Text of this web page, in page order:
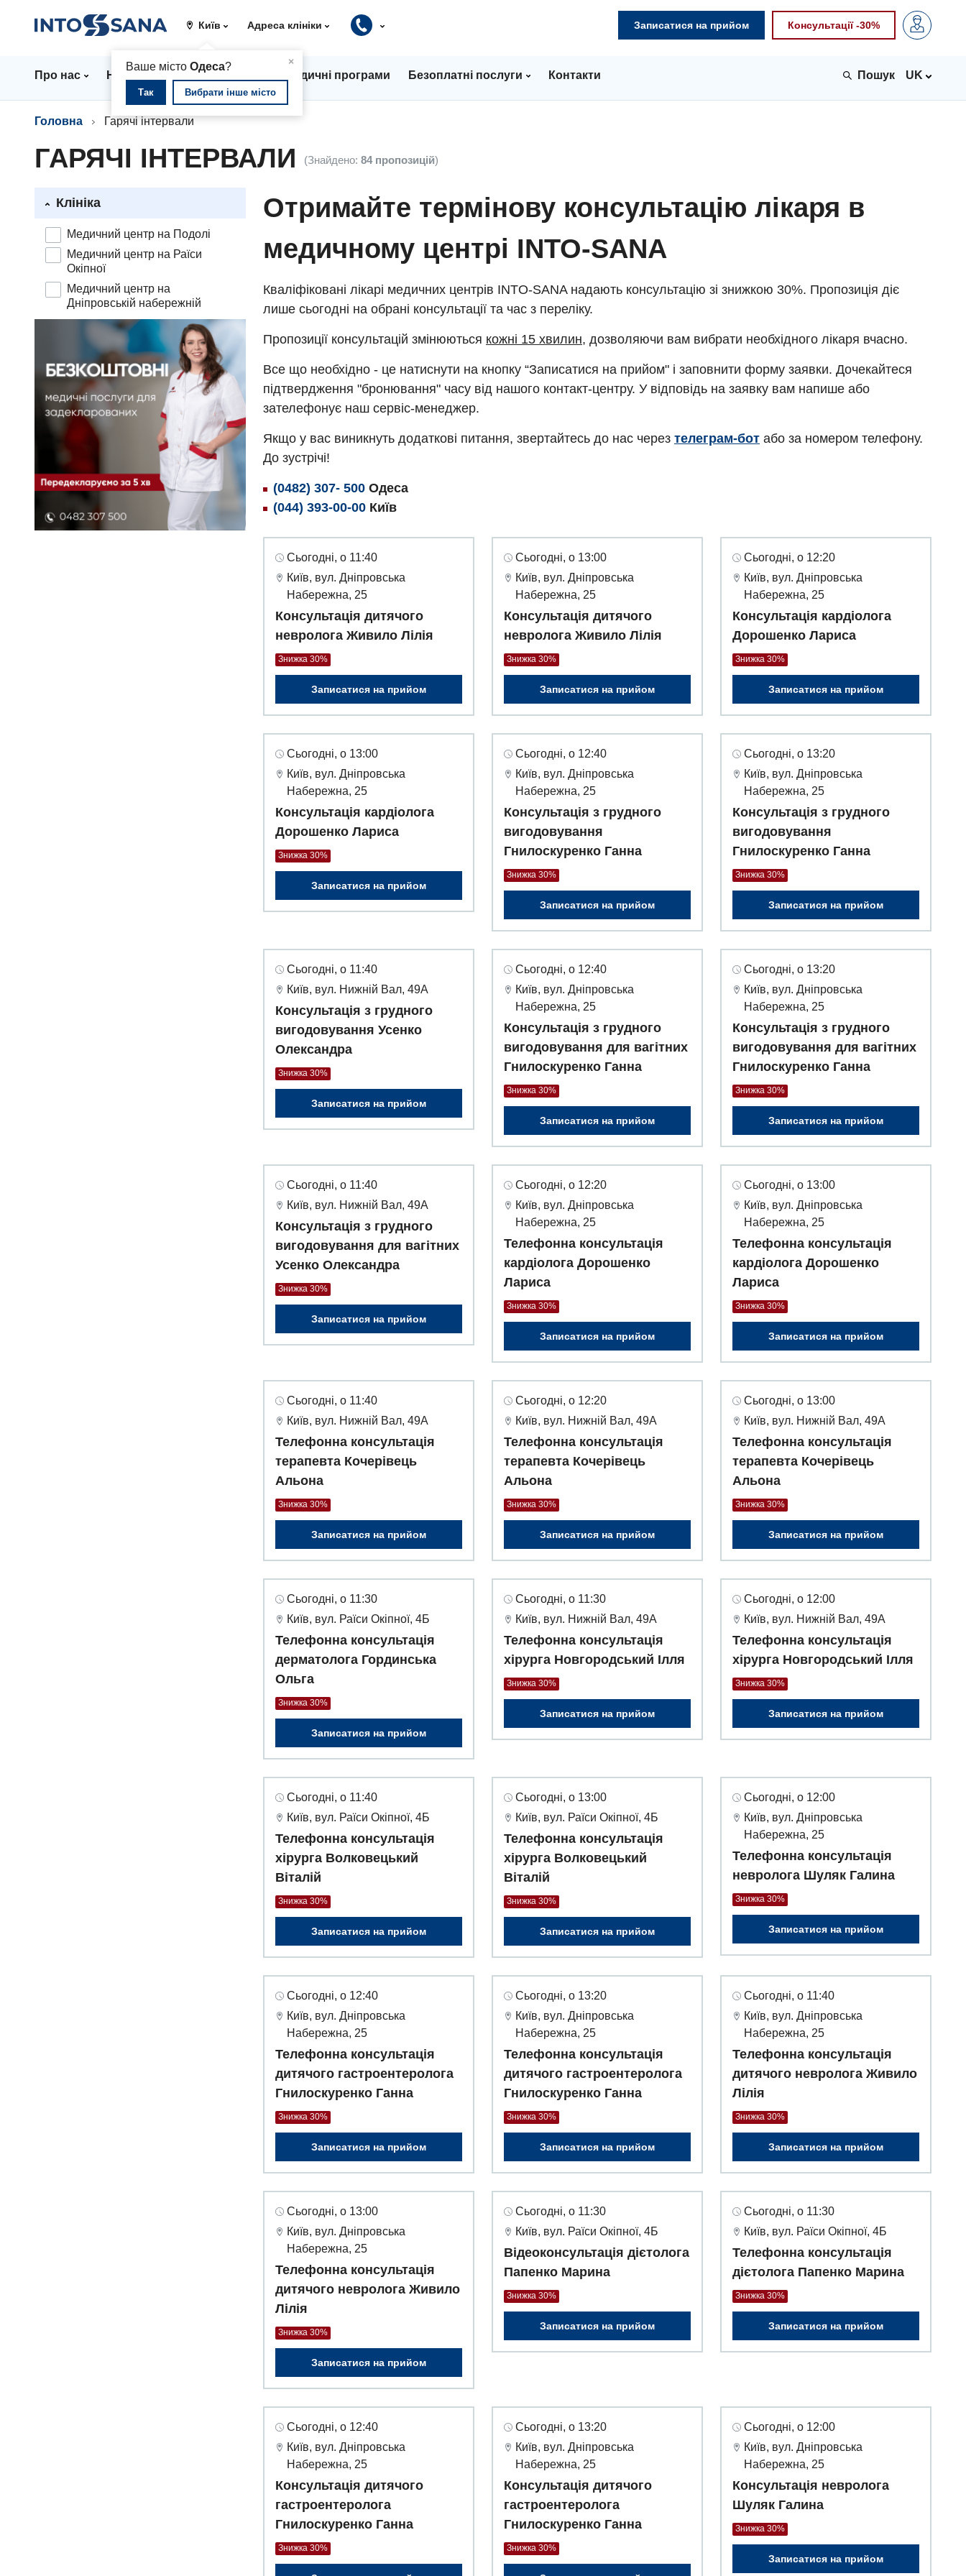
Київ
×
Ваше місто Одеса?
Так Вибрати інше місто
Адреса клініки Записатися на прийом Консультації -30%
Про нас Напрямки Ціни Медичні програми Безоплатні послуги Контакти UK
Головна Гарячі інтервали
ГАРЯЧІ ІНТЕРВАЛИ (Знайдено: 84 пропозицій)
Клініка
Медичний центр на Подолі
Медичний центр на Раїси
Окіпної
Медичний центр на
Дніпровській набережній
Отримайте термінову консультацію лікаря в
медичному центрі INTO-SANA
Кваліфіковані лікарі медичних центрів INTO-SANA надають консультацію зі знижкою 30%. Пропозиція діє
лише сьогодні на обрані консультації та час з переліку.
Пропозиції консультацій змінюються кожні 15 хвилин, дозволяючи вам вибрати необхідного лікаря вчасно.
Все що необхідно - це натиснути на кнопку “Записатися на прийом" і заповнити форму заявки. Дочекайтеся
підтвердження "бронювання" часу від нашого контакт-центру. У відповідь на заявку вам напише або
зателефонує наш сервіс-менеджер.
Якщо у вас виникнуть додаткові питання, звертайтесь до нас через телеграм-бот або за номером телефону.
До зустрічі!
(0482) 307- 500 Одеса
(044) 393-00-00 Київ
Сьогодні, о 11:40
Київ, вул. Дніпровська
Набережна, 25
Консультація дитячого
невролога Живило Лілія
Знижка 30%
Записатися на прийом
Сьогодні, о 13:00
Київ, вул. Дніпровська
Набережна, 25
Консультація дитячого
невролога Живило Лілія
Знижка 30%
Записатися на прийом
Сьогодні, о 12:20
Київ, вул. Дніпровська
Набережна, 25
Консультація кардіолога
Дорошенко Лариса
Знижка 30%
Записатися на прийом
Сьогодні, о 13:00
Київ, вул. Дніпровська
Набережна, 25
Консультація кардіолога
Дорошенко Лариса
Знижка 30%
Записатися на прийом
Сьогодні, о 12:40
Київ, вул. Дніпровська
Набережна, 25
Консультація з грудного
вигодовування
Гнилоскуренко Ганна
Знижка 30%
Записатися на прийом
Сьогодні, о 13:20
Київ, вул. Дніпровська
Набережна, 25
Консультація з грудного
вигодовування
Гнилоскуренко Ганна
Знижка 30%
Записатися на прийом
Сьогодні, о 11:40
Київ, вул. Нижній Вал, 49А
Консультація з грудного
вигодовування Усенко
Олександра
Знижка 30%
Записатися на прийом
Сьогодні, о 12:40
Київ, вул. Дніпровська
Набережна, 25
Консультація з грудного
вигодовування для вагітних
Гнилоскуренко Ганна
Знижка 30%
Записатися на прийом
Сьогодні, о 13:20
Київ, вул. Дніпровська
Набережна, 25
Консультація з грудного
вигодовування для вагітних
Гнилоскуренко Ганна
Знижка 30%
Записатися на прийом
Сьогодні, о 11:40
Київ, вул. Нижній Вал, 49А
Консультація з грудного
вигодовування для вагітних
Усенко Олександра
Знижка 30%
Записатися на прийом
Сьогодні, о 12:20
Київ, вул. Дніпровська
Набережна, 25
Телефонна консультація
кардіолога Дорошенко
Лариса
Знижка 30%
Записатися на прийом
Сьогодні, о 13:00
Київ, вул. Дніпровська
Набережна, 25
Телефонна консультація
кардіолога Дорошенко
Лариса
Знижка 30%
Записатися на прийом
Сьогодні, о 11:40
Київ, вул. Нижній Вал, 49А
Телефонна консультація
терапевта Кочерівець
Альона
Знижка 30%
Записатися на прийом
Сьогодні, о 12:20
Київ, вул. Нижній Вал, 49А
Телефонна консультація
терапевта Кочерівець
Альона
Знижка 30%
Записатися на прийом
Сьогодні, о 13:00
Київ, вул. Нижній Вал, 49А
Телефонна консультація
терапевта Кочерівець
Альона
Знижка 30%
Записатися на прийом
Сьогодні, о 11:30
Київ, вул. Раїси Окіпної, 4Б
Телефонна консультація
дерматолога Гординська
Ольга
Знижка 30%
Записатися на прийом
Сьогодні, о 11:30
Київ, вул. Нижній Вал, 49А
Телефонна консультація
хірурга Новгородський Ілля
Знижка 30%
Записатися на прийом
Сьогодні, о 12:00
Київ, вул. Нижній Вал, 49А
Телефонна консультація
хірурга Новгородський Ілля
Знижка 30%
Записатися на прийом
Сьогодні, о 11:40
Київ, вул. Раїси Окіпної, 4Б
Телефонна консультація
хірурга Волковецький
Віталій
Знижка 30%
Записатися на прийом
Сьогодні, о 13:00
Київ, вул. Раїси Окіпної, 4Б
Телефонна консультація
хірурга Волковецький
Віталій
Знижка 30%
Записатися на прийом
Сьогодні, о 12:00
Київ, вул. Дніпровська
Набережна, 25
Телефонна консультація
невролога Шуляк Галина
Знижка 30%
Записатися на прийом
Сьогодні, о 12:40
Київ, вул. Дніпровська
Набережна, 25
Телефонна консультація
дитячого гастроентеролога
Гнилоскуренко Ганна
Знижка 30%
Записатися на прийом
Сьогодні, о 13:20
Київ, вул. Дніпровська
Набережна, 25
Телефонна консультація
дитячого гастроентеролога
Гнилоскуренко Ганна
Знижка 30%
Записатися на прийом
Сьогодні, о 11:40
Київ, вул. Дніпровська
Набережна, 25
Телефонна консультація
дитячого невролога Живило
Лілія
Знижка 30%
Записатися на прийом
Сьогодні, о 13:00
Київ, вул. Дніпровська
Набережна, 25
Телефонна консультація
дитячого невролога Живило
Лілія
Знижка 30%
Записатися на прийом
Сьогодні, о 11:30
Київ, вул. Раїси Окіпної, 4Б
Відеоконсультація дієтолога
Папенко Марина
Знижка 30%
Записатися на прийом
Сьогодні, о 11:30
Київ, вул. Раїси Окіпної, 4Б
Телефонна консультація
дієтолога Папенко Марина
Знижка 30%
Записатися на прийом
Сьогодні, о 12:40
Київ, вул. Дніпровська
Набережна, 25
Консультація дитячого
гастроентеролога
Гнилоскуренко Ганна
Знижка 30%
Сьогодні, о 13:20
Київ, вул. Дніпровська
Набережна, 25
Консультація дитячого
гастроентеролога
Гнилоскуренко Ганна
Знижка 30%
Сьогодні, о 12:00
Київ, вул. Дніпровська
Набережна, 25
Консультація невролога
Шуляк Галина
Знижка 30%
Записатися на прийом